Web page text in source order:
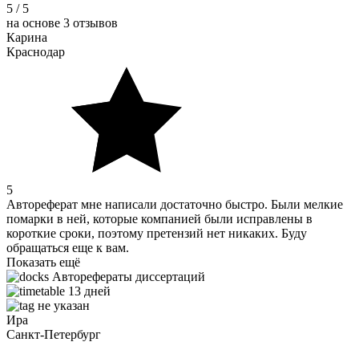
5 / 5
на основе 3 отзывов
Карина
Краснодар
5
Автореферат мне написали достаточно быстро. Были мелкие
помарки в ней, которые компанией были исправлены в
короткие сроки, поэтому претензий нет никаких. Буду
обращаться еще к вам.
Показать ещё
Авторефераты диссертаций
13 дней
не указан
Ира
Санкт-Петербург